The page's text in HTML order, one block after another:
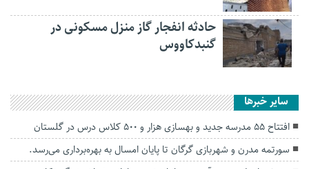
حادثه انفجار گاز منزل مسکونی در
گنبدکاووس
سایر خبرها
افتتاح ۵۵ مدرسه جدید و بهسازی هزار و ۵۰۰ کلاس درس در گلستان
سورتمه مدرن و شهربازی گرگان تا پایان امسال به بهره‌برداری می‌رسد.